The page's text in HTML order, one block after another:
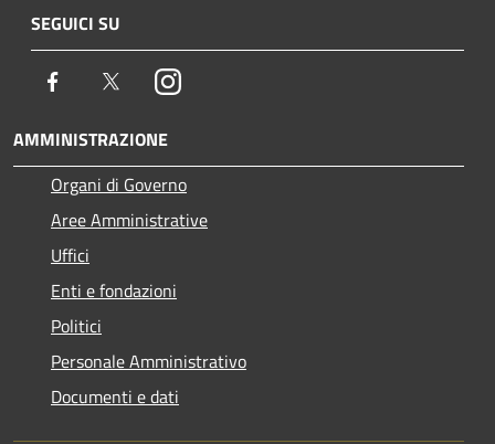
SEGUICI SU
Facebook TwitterInstagram
AMMINISTRAZIONE
Organi di Governo
Aree Amministrative
Uffici
Enti e fondazioni
Politici
Personale Amministrativo
Documenti e dati